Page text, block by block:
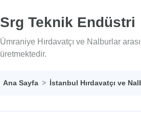
Srg Teknik Endüstri
Ümraniye Hırdavatçı ve Nalburlar
üretmektedir.
Ana Sayfa İstanbul Hırdavatçı ve